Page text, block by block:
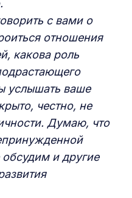
с вами о
отношения
какова роль
услышать ваше
честно, не
Думаю, что
и другие